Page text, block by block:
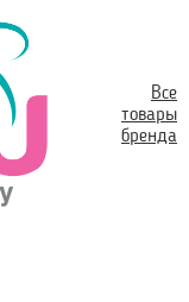
Все
товары
бренда